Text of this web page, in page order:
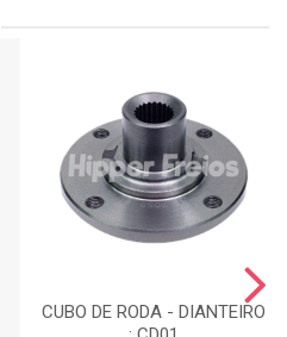
CUBO DE RODA - DIANTEIRO